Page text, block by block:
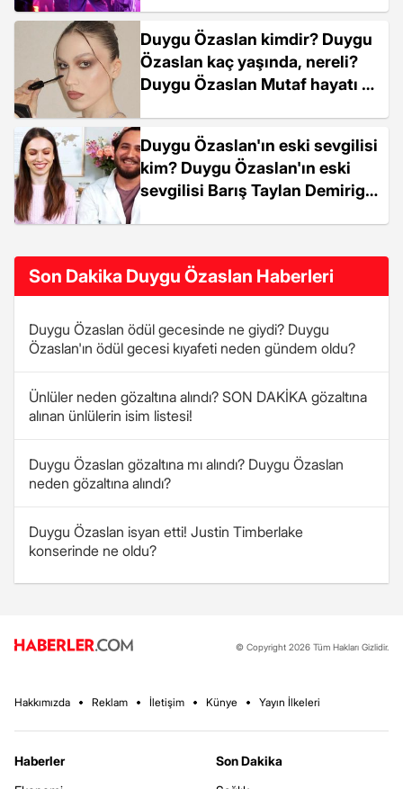
Duygu Özaslan kimdir? Duygu
Özaslan kaç yaşında, nereli?
Duygu Özaslan Mutaf hayatı ve
Duygu Özaslan'ın eski sevgilisi
kim? Duygu Özaslan'ın eski
sevgilisi Barış Taylan Demirige
Son Dakika Duygu Özaslan Haberleri
Duygu Özaslan ödül gecesinde ne giydi? Duygu
Özaslan'ın ödül gecesi kıyafeti neden gündem oldu?
Ünlüler neden gözaltına alındı? SON DAKİKA gözaltına
alınan ünlülerin isim listesi!
Duygu Özaslan gözaltına mı alındı? Duygu Özaslan
neden gözaltına alındı?
Duygu Özaslan isyan etti! Justin Timberlake
konserinde ne oldu?
© Copyright 2026 Tüm Hakları Gizlidir.
Hakkımızda Reklam İletişim Künye Yayın İlkeleri
Haberler
Son Dakika